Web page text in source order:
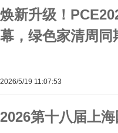
焕新升级！
幕，绿色家清周同
2026/5/19 11:07:53
2026第十八届上